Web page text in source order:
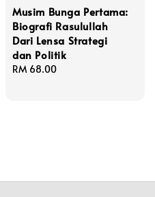
Musim Bunga Pertama:
Biografi Rasulullah
Dari Lensa Strategi
dan Politik
Regular
RM 68.00